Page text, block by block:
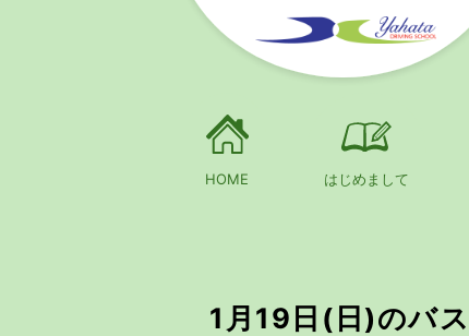
HOME はじめまして
1月19日(日)のバ